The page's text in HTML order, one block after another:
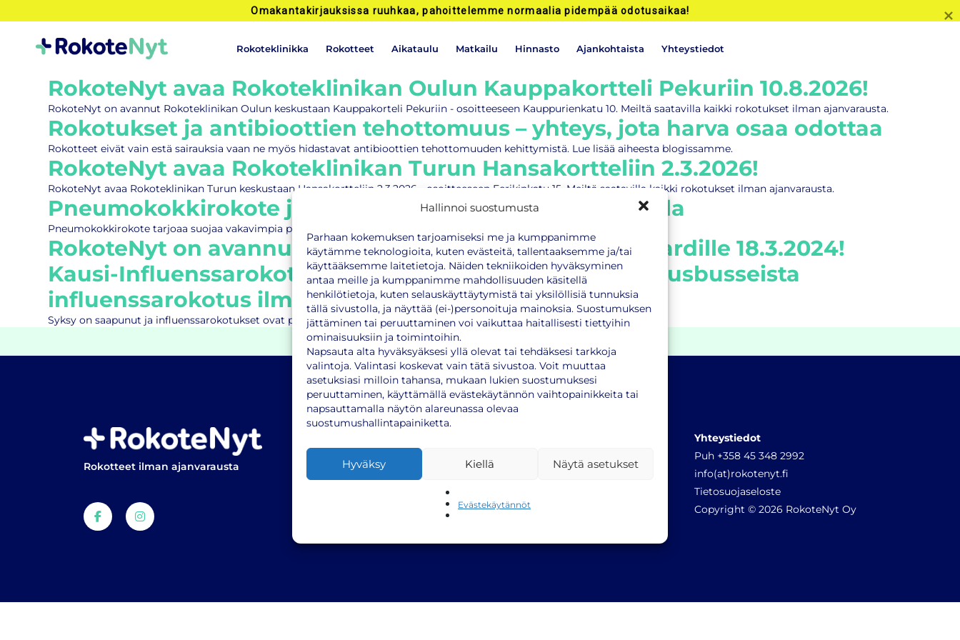
Hallinnoi suostumusta
Parhaan kokemuksen tarjoamiseksi me ja kumppanimme
käytämme teknologioita, kuten evästeitä, tallentaaksemme ja/tai
käyttääksemme laitetietoja. Näiden tekniikoiden hyväksyminen
antaa meille ja kumppanimme mahdollisuuden käsitellä
henkilötietoja, kuten selauskäyttäytymistä tai yksilöllisiä tunnuksia
tällä sivustolla, ja näyttää (ei-)personoituja mainoksia. Suostumuksen
jättäminen tai peruuttaminen voi vaikuttaa haitallisesti tiettyihin
ominaisuuksiin ja toimintoihin.
Napsauta alta hyväksyäksesi yllä olevat tai tehdäksesi tarkkoja
valintoja. Valintasi koskevat vain tätä sivustoa. Voit muuttaa
asetuksiasi milloin tahansa, mukaan lukien suostumuksesi
peruuttaminen, käyttämällä evästekäytännön vaihtopainikkeita tai
napsauttamalla näytön alareunassa olevaa
suostumushallintapainiketta.
Hyväksy Kiellä Näytä asetukset
Evästekäytännöt
Rokoteklinikka Rokotteet Aikataulu Matkailu Hinnasto Ajankohtaista Yhteystiedot
RokoteNyt avaa Rokoteklinikan Oulun Kauppakortteli Pekuriin 10.8.2026!
RokoteNyt on avannut Rokoteklinikan Oulun keskustaan Kauppakorteli Pekuriin - osoitteeseen Kauppurienkatu 10. Meiltä saatavilla kaikki rokotukset ilman ajanvarausta.
Rokotukset ja antibioottien tehottomuus – yhteys, jota harva osaa odottaa
Rokotteet eivät vain estä sairauksia vaan ne myös hidastavat antibioottien tehottomuuden kehittymistä. Lue lisää aiheesta blogissamme.
RokoteNyt avaa Rokoteklinikan Turun Hansakortteliin 2.3.2026!
RokoteNyt avaa Rokoteklinikan Turun keskustaan Hansakortteliin 2.3.2026 - osoitteeseen Eerikinkatu 15. Meiltä saatavilla kaikki rokotukset ilman ajanvarausta.
Pneumokokkirokote ja keuhkokuumeen ehkäisy talvella
Pneumokokkirokote tarjoaa suojaa vakavimpia pneumokokin aiheuttamia infektioita vastaan.
RokoteNyt on avannut Rokoteklinikan Helsingin Bulevardille 18.3.2024!
Kausi-Influenssarokotukset lähestyy – RokoteNyt rokotusbusseista
influenssarokotus ilman ajanvarausta
Syksy on saapunut ja influenssarokotukset ovat pian täällä! Nopeasti leviävä […]
Rokotteet ilman ajanvarausta
Yhteystiedot
Puh +358 45 348 2992
info(at)rokotenyt.fi
Tietosuojaseloste
Copyright © 2026 RokoteNyt Oy
Omakantakirjauksissa ruuhkaa, pahoittelemme normaalia pidempää odotusaikaa!